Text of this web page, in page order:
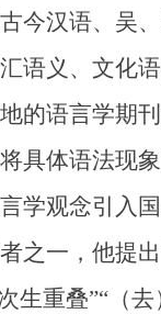
今汉语、吴
语义、文化
的语言学期
体语法现象
学观念引入
之一，他提
生重叠”“（